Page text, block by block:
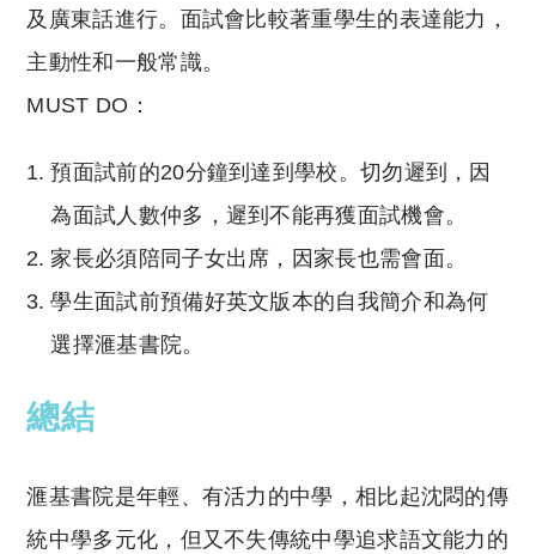
及廣東話進行。面試會比較著重學生的表達能力，
主動性和一般常識。
MUST DO：
預面試前的20分鐘到達到學校。切勿遲到，因
為面試人數仲多，遲到不能再獲面試機會。
家長必須陪同子女出席，因家長也需會面。
學生面試前預備好英文版本的自我簡介和為何
選擇滙基書院。
總結
滙基書院是年輕、有活力的中學，相比起沈悶的傳
統中學多元化，但又不失傳統中學追求語文能力的